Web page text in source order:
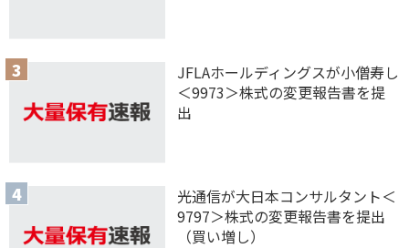
JFLAホールディングスが小僧寿し
＜9973＞株式の変更報告書を提
出
光通信が大日本コンサルタント＜
9797＞株式の変更報告書を提出
（買い増し）